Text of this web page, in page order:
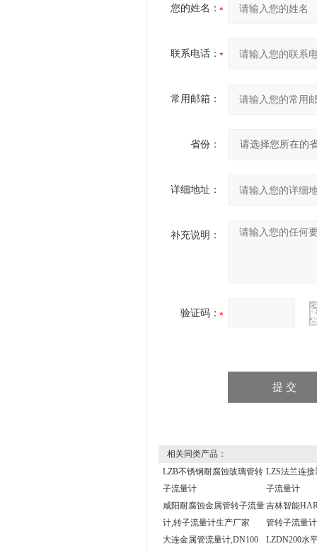
您的姓名：
联系电话：
常用邮箱：
省份：
详细地址：
补充说明：
验证码：
相关同类产品：
LZB不锈钢耐腐蚀玻璃管转
子流量计
LZS法兰连
子流量计
咸阳耐腐蚀金属管转子流量
计,转子流量计生产厂家
吉林智能
管转子流量计
大连金属管流量计,DN100
LZDN200水